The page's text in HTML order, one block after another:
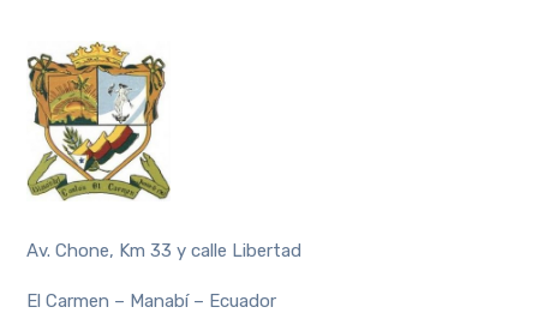
Av. Chone, Km 33 y calle Libertad
El Carmen – Manabí – Ecuador